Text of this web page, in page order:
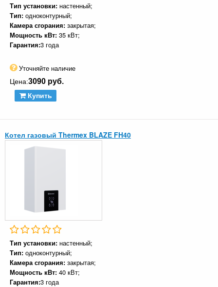
Тип установки: настенный;
Тип: одноконтурный;
Камера сгорания: закрытая;
Мощность кВт: 35 кВт;
Гарантия:3 года
Уточняйте наличие
Цена:3090 руб.
Купить
Котел газовый Thermex BLAZE FH40
Тип установки: настенный;
Тип: одноконтурный;
Камера сгорания: закрытая;
Мощность кВт: 40 кВт;
Гарантия:3 года